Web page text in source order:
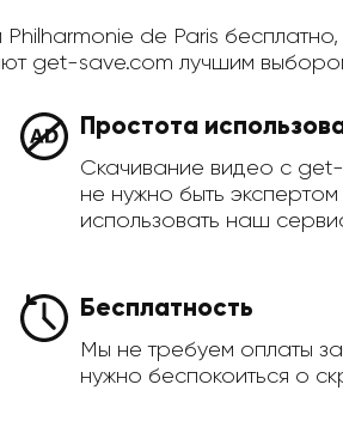
de Paris
get-save.com лучшим
Простота
Скачивание видео с
не нужно быть
использовать наш
Бесплатность
Мы не требуем оплаты
нужно беспокоиться о